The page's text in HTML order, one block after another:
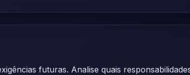
futuras. Analise quais